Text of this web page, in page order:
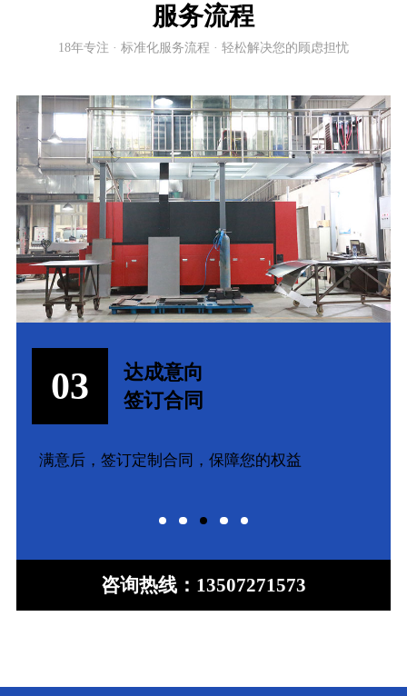
服务流程
18年专注 · 标准化服务流程 · 轻松解决您的顾虑担忧
03
达成意向
签订合同
满意后，签订定制合同，保障您的权益
咨询热线： 13507271573